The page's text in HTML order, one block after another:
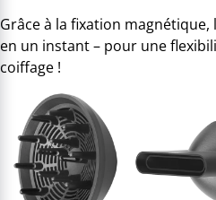
Grâce à la fixation
en un instant – pour une
coiffage !